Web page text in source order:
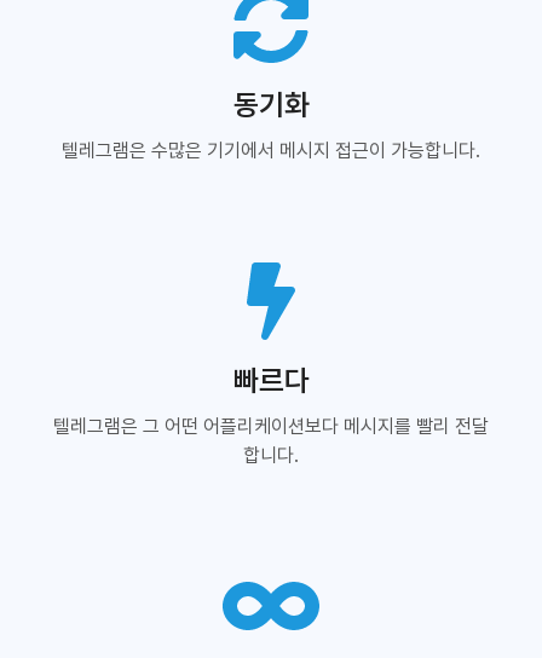
동기화
텔레그램은 수많은 기기에서 메시지 접근이 가능합니다.
빠르다
텔레그램은 그 어떤 어플리케이션보다 메시지를 빨리 전달
합니다.